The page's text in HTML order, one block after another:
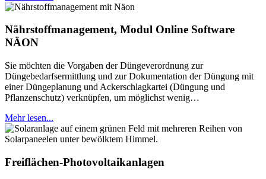
Nährstoffmanagement, Modul Online Software
NÄON
Sie möchten die Vorgaben der Düngeverordnung zur
Düngebedarfsermittlung und zur Dokumentation der Düngung mit
einer Düngeplanung und Ackerschlagkartei (Düngung und
Pflanzenschutz) verknüpfen, um möglichst wenig…
Mehr lesen...
Freiflächen-Photovoltaikanlagen